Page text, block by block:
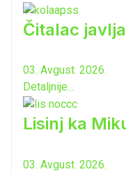
Čitalac
03. Avgust. 2026.
Detaljnije...
Lisinj ka
03. Avgust. 2026.